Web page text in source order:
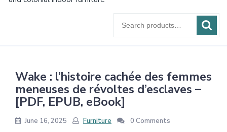
for:
Wake : l’histoire cachée des femmes
meneuses de révoltes d’esclaves –
[PDF, EPUB, eBook]
June 16, 2025 Furniture 0 Comments